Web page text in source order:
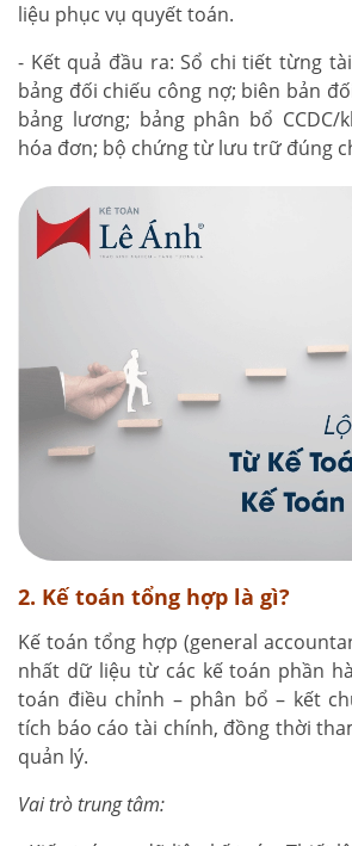
liệu phục vụ quyết toán.
- Kết quả đầu ra: Sổ chi tiết từng
bảng đối chiếu công nợ; biên bản
bảng lương; bảng phân bổ CCDC/
hóa đơn; bộ chứng từ lưu trữ đúng
2. Kế toán tổng hợp là gì?
Kế toán tổng hợp (general
nhất dữ liệu từ các kế toán phần
toán điều chỉnh – phân bổ – kết
tích báo cáo tài chính, đồng thời
quản lý.
Vai trò trung tâm: